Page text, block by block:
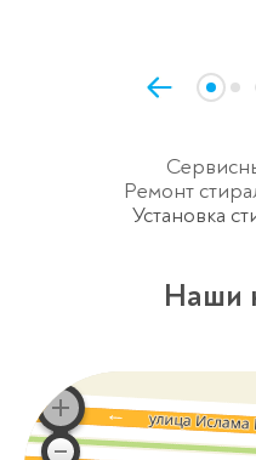
Ремонт
Установка
Наши